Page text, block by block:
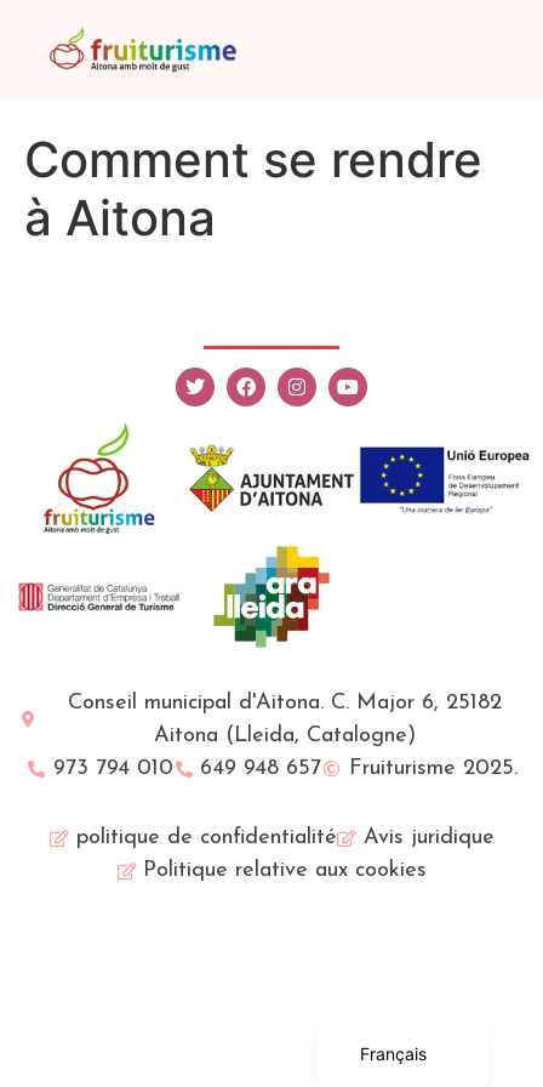
Comment se rendre
à Aitona
Conseil municipal d'Aitona. C. Major 6, 25182
Aitona (Lleida, Catalogne)
973 794 010
649 948 657 Fruiturisme 2025.
politique de confidentialité
Avis juridique
Politique relative aux cookies
Français